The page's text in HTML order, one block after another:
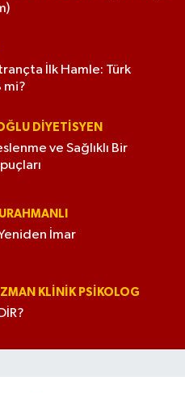
İlk Hamle: Türk
mi?
DIYETISYEN
ve Sağlıklı Bir
İmar
KLINIK PSIKOLOG